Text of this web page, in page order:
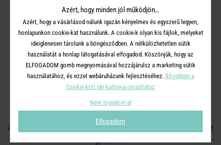
A gyertyák legalább 7 cm-re legyenek egymástól.
Ne gyújtsd meg huzatban.
Ne tedd közvetlenül hőforrás közelébe.
A kanócot vágd vissza 1 cm-esre.
lángot.
A gyertyaviaszt tartsd tisztán a szennyeződésektől és a használt
gyufáktól!
Azért, hogy minden jól működjön…
Azért, hogy a vásárlásod nálunk igazán kényelmes és egyszerű legyen,
honlapunkon cookie-kat használunk. A cookie-k olyan kis fájlok, melyeket
ideiglenesen tárolunk a böngésződben. A nélkülözhetetlen sütik
használatát a honlap látogatásával elfogadod. Köszönjük, hogy az
ELFOGADOM gomb megnyomásával hozzájárulsz a marketing sütik
használatához, és ezzel webáruházunk fejlesztéséhez. Bővebben a
Cookie-król ide kattinva olvashatsz
Nem fogadom el
Elfogadom